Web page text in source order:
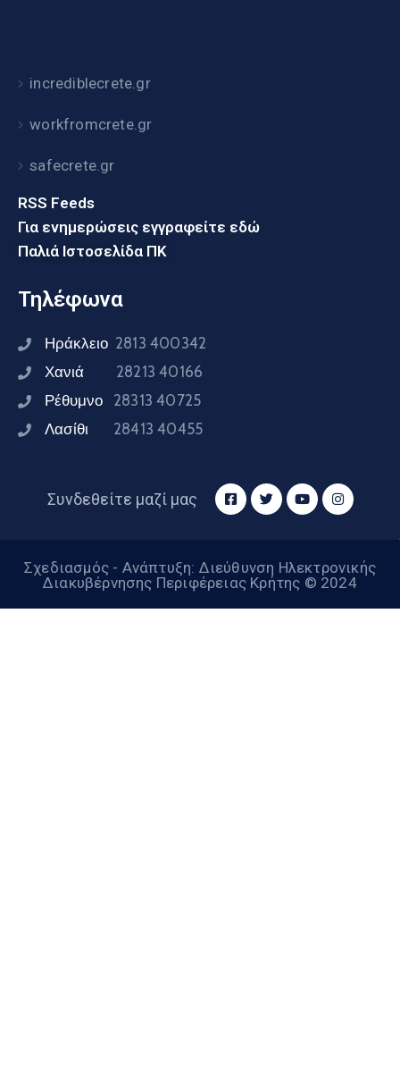
incrediblecrete.gr
workfromcrete.gr
safecrete.gr
RSS Feeds
Για ενημερώσεις εγγραφείτε εδώ
Παλιά Ιστοσελίδα ΠΚ
Τηλέφωνα
Ηράκλειο 2813 400342
Χανιά 28213 40166
Ρέθυμνο 28313 40725
Λασίθι 28413 40455
Συνδεθείτε μαζί μας
Σχεδιασμός - Ανάπτυξη: Διεύθυνση Ηλεκτρονικής
Διακυβέρνησης Περιφέρειας Κρήτης © 2024